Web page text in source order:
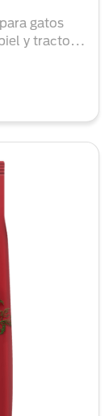
gatos
y tracto